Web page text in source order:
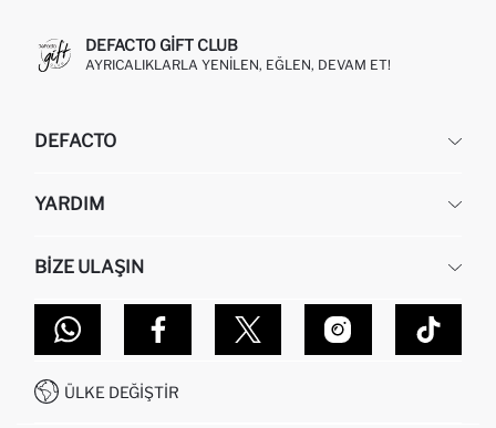
DEFACTO GIFT CLUB
AYRICALIKLARLA YENILEN, EĞLEN, DEVAM ET!
DEFACTO
HAKKIMIZDA
KURUMSAL SATIŞ
DEFACTO TEKNOLOJI
SITEMAP
YARDIM
SIPARIŞIMI NASIL TAKIP EDERIM?
NASIL İADE EDERIM?
GIFT CLUB SIKÇA SORULAN SORULAR
İŞLEM REHBERI
KAMPANYALAR
BIZE ULAŞIN
MAĞAZALARIMIZ
İLETIŞIM FORMU
0850 333 22 86
ÜLKE DEĞIŞTIR